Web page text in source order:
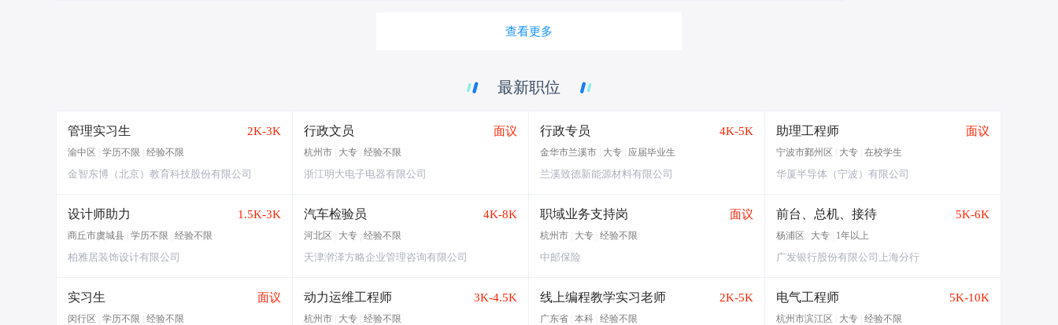
查看更多
最新职位
管理实习生 2K-3K
渝中区 学历不限 经验不限
金智东博（北京）教育科技股份有限公司
行政文员 面议
杭州市 大专 经验不限
浙江明大电子电器有限公司
行政专员 4K-5K
金华市兰溪市 大专 应届毕业生
兰溪致德新能源材料有限公司
助理工程师 面议
宁波市鄞州区 大专 在校学生
华厦半导体（宁波）有限公司
设计师助力 1.5K-3K
商丘市虞城县 学历不限 经验不限
柏雅居装饰设计有限公司
汽车检验员 4K-8K
河北区 大专 经验不限
天津澣泽方略企业管理咨询有限公司
职域业务支持岗 面议
杭州市 大专 经验不限
中邮保险
前台、总机、接待 5K-6K
杨浦区 大专 1年以上
广发银行股份有限公司上海分行
实习生 面议
闵行区 学历不限 经验不限
动力运维工程师 3K-4.5K
杭州市 大专 经验不限
线上编程教学实习老师 2K-5K
广东省 本科 经验不限
电气工程师 5K-10K
杭州市滨江区 大专 经验不限